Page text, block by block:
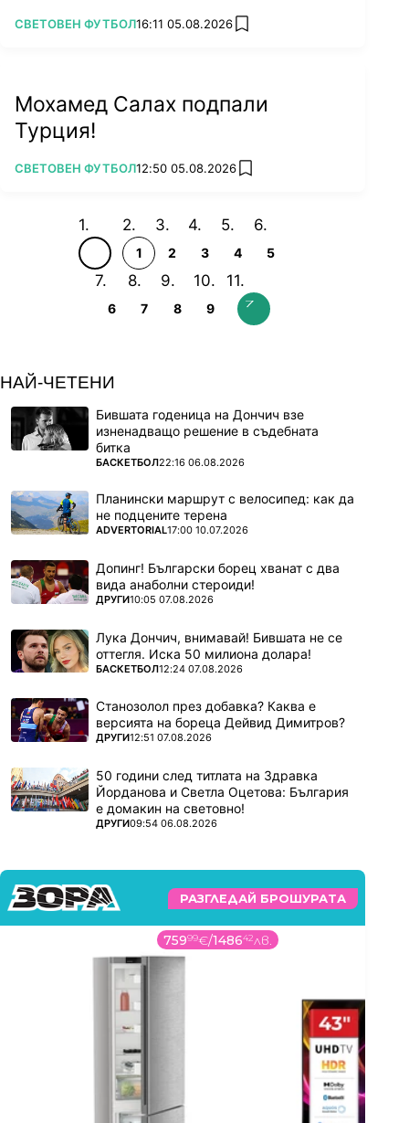
ПОВЕЧЕ ОТ
СВЕТОВЕН ФУТБОЛ16:11 05.08.2026 add favorites
Мохамед Салах подпали
Турция!
ПОВЕЧЕ ОТ
СВЕТОВЕН ФУТБОЛ12:50 05.08.2026 add favorites
1 2 3 4 5
6 7 8 9
НАЙ-ЧЕТЕНИ
Бившата годеница на Дончич взе
изненадващо решение в съдебната
битка
ПОВЕЧЕ ОТ
БАСКЕТБОЛ22:16 06.08.2026
Планински маршрут с велосипед: как да
не подцените терена
ПОВЕЧЕ ОТ
ADVERTORIAL17:00 10.07.2026
Допинг! Български борец хванат с два
вида анаболни стероиди!
ПОВЕЧЕ ОТ
ДРУГИ10:05 07.08.2026
Лука Дончич, внимавай! Бившата не се
оттегля. Иска 50 милиона долара!
ПОВЕЧЕ ОТ
БАСКЕТБОЛ12:24 07.08.2026
Станозолол през добавка? Каква е
версията на бореца Дейвид Димитров?
ПОВЕЧЕ ОТ
ДРУГИ12:51 07.08.2026
50 години след титлата на Здравка
Йорданова и Светла Оцетова: България
е домакин на световно!
ПОВЕЧЕ ОТ
ДРУГИ09:54 06.08.2026
РАЗГЛЕДАЙ БРОШУРАТА
75999€/148642лв.